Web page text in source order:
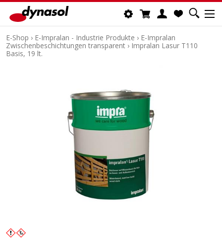
E-Shop › E-Impralan - Industrie Produkte › E-Impralan
Zwischenbeschichtungen transparent › Impralan Lasur T110
Basis, 19 lt.